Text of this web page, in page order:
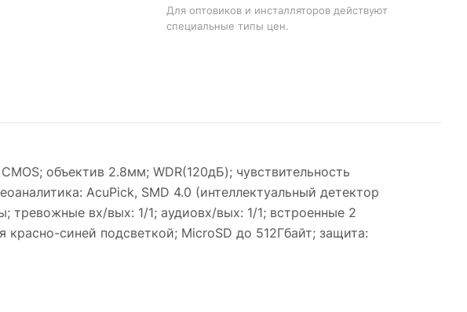
Для оптовиков и инсталляторов действуют
специальные типы цен.
объектив 2.8мм; WDR(120дБ); чувствительность
AcuPick, SMD 4.0 (интеллектуальный детектор
тревожные вх/вых: 1/1; аудиовх/вых: 1/1; встроенные 2
синей подсветкой; MicroSD до 512Гбайт; защита: